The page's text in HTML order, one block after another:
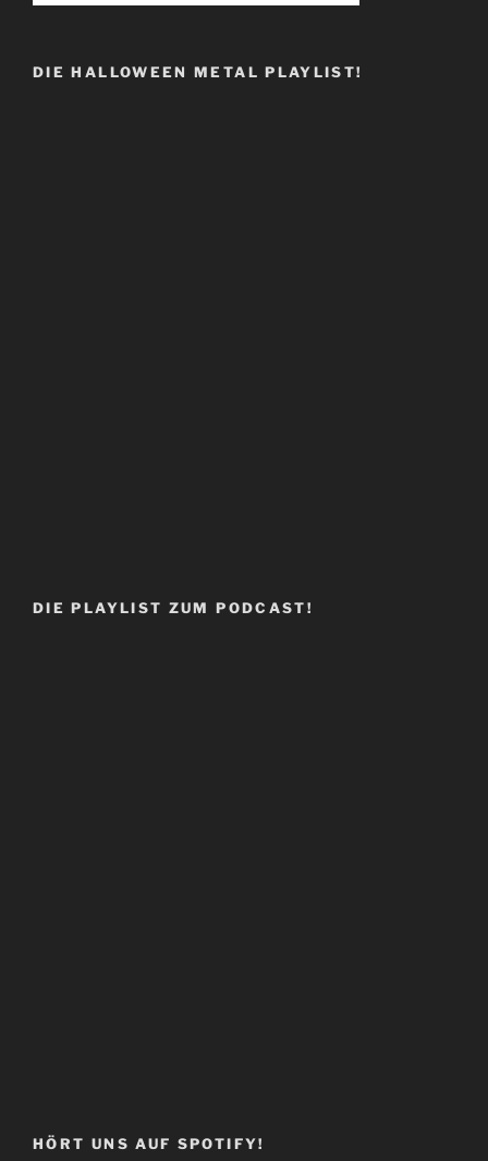
DIE HALLOWEEN METAL PLAYLIST!
DIE PLAYLIST ZUM PODCAST!
HÖRT UNS AUF SPOTIFY!